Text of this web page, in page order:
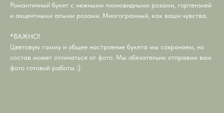
Романтичный букет с нежными пионовидными розами, гортензией
и акцентными алыми розами. Многогранный, как ваши чувства.
*ВАЖНО!
Цветовую гамму и общее настроение букета мы сохраняем, но
состав может отличаться от фото. Мы обязательно отправим вам
фото готовой работы :)